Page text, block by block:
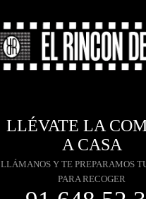
LLÉVATE LA
A CASA
LLÁMANOS Y TE PREPARAMOS
PARA RECOGER